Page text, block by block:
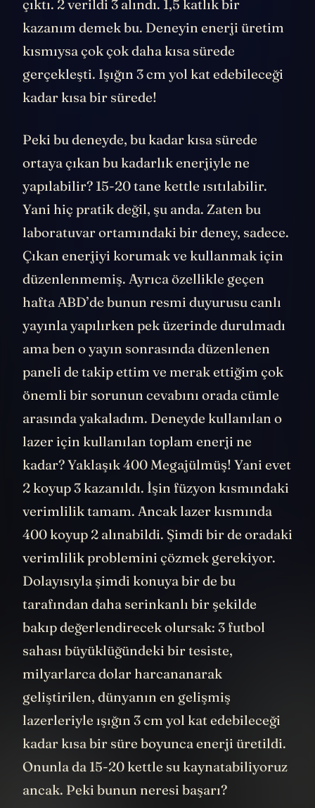
çıktı. 2 verildi 3 alındı. 1,5 katlık bir
kazanım demek bu. Deneyin enerji üretim
kısmıysa çok çok daha kısa sürede
gerçekleşti. Işığın 3 cm yol kat edebileceği
kadar kısa bir sürede!
Peki bu deneyde, bu kadar kısa sürede
ortaya çıkan bu kadarlık enerjiyle ne
yapılabilir? 15-20 tane kettle ısıtılabilir.
Yani hiç pratik değil, şu anda. Zaten bu
laboratuvar ortamındaki bir deney, sadece.
Çıkan enerjiyi korumak ve kullanmak için
düzenlenmemiş. Ayrıca özellikle geçen
hafta ABD’de bunun resmi duyurusu canlı
yayınla yapılırken pek üzerinde durulmadı
ama ben o yayın sonrasında düzenlenen
paneli de takip ettim ve merak ettiğim çok
önemli bir sorunun cevabını orada cümle
arasında yakaladım. Deneyde kullanılan o
lazer için kullanılan toplam enerji ne
kadar? Yaklaşık 400 Megajülmüş! Yani evet
2 koyup 3 kazanıldı. İşin füzyon kısmındaki
verimlilik tamam. Ancak lazer kısmında
400 koyup 2 alınabildi. Şimdi bir de oradaki
verimlilik problemini çözmek gerekiyor.
Dolayısıyla şimdi konuya bir de bu
tarafından daha serinkanlı bir şekilde
bakıp değerlendirecek olursak: 3 futbol
sahası büyüklüğündeki bir tesiste,
milyarlarca dolar harcananarak
geliştirilen, dünyanın en gelişmiş
lazerleriyle ışığın 3 cm yol kat edebileceği
kadar kısa bir süre boyunca enerji üretildi.
Onunla da 15-20 kettle su kaynatabiliyoruz
ancak. Peki bunun neresi başarı?